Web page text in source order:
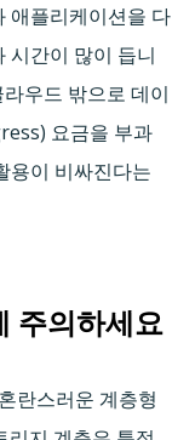
애플리케이션을 다
시간이 많이 듭니
우드 밖으로 데이
요금을 부과
용이 비싸진다는
주의하세요
란스러운 계층형